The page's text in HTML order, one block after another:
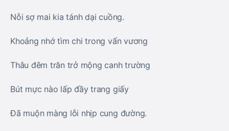
Nỗi sợ mai kia tánh dại cuồng.
Khoảng nhớ tìm chi trong vấn vương
Thâu đêm trăn trở mộng canh trường
Bút mực nào lấp đầy trang giấy
Đã muộn màng lỗi nhịp cung đường.